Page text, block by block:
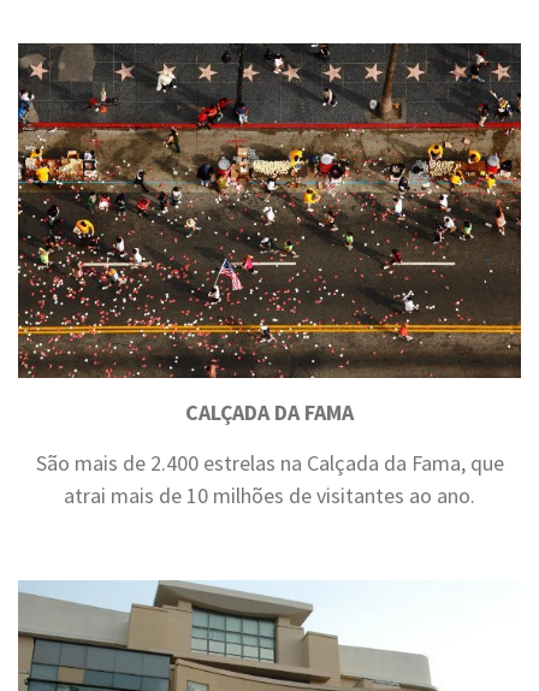
CALÇADA DA FAMA
São mais de 2.400 estrelas na Calçada da Fama, que
atrai mais de 10 milhões de visitantes ao ano.